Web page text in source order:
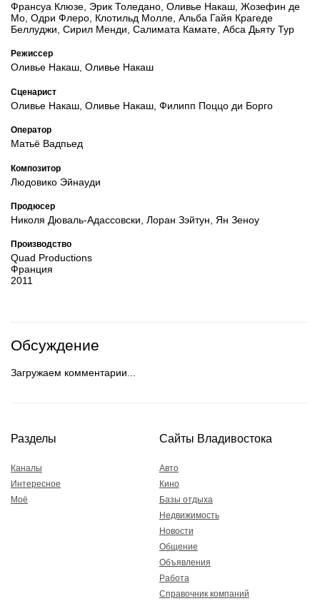
Франсуа Клюзе, Эрик Толедано, Оливье Накаш, Жозефин де
Мо, Одри Флеро, Клотильд Молле, Альба Гайя Крагеде
Беллуджи, Сирил Менди, Салимата Камате, Абса Дьяту Тур
Режиссер
Оливье Накаш, Оливье Накаш
Сценарист
Оливье Накаш, Оливье Накаш, Филипп Поццо ди Борго
Оператор
Матьё Вадпьед
Композитор
Людовико Эйнауди
Продюсер
Николя Дюваль-Адассовски, Лоран Зэйтун, Ян Зеноу
Производство
Quad Productions
Франция
2011
Обсуждение
Загружаем комментарии...
Разделы
Каналы
Интересное
Моё
Сайты Владивостока
Авто
Кино
Базы отдыха
Недвижимость
Новости
Общение
Объявления
Работа
Справочник компаний